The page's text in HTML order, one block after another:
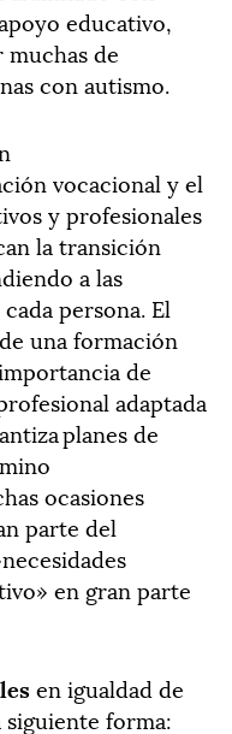
educativo,
de
con autismo.
vocacional y el
y profesionales
la transición
a las
persona. El
una formación
de
adaptada
planes de
ocasiones
parte del
en gran parte
en igualdad de
forma: